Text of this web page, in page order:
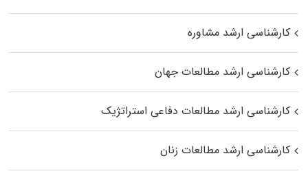
کارشناسی ارشد مشاوره
کارشناسی ارشد مطالعات جهان
کارشناسی ارشد مطالعات دفاعی استراتژیک
کارشناسی ارشد مطالعات زنان